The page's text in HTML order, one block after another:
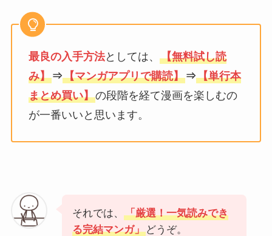
最良の入手方法としては、 【無料試し読
み】⇒【マンガアプリで購読】⇒【単行本
まとめ買い】の段階を経て漫画を楽しむの
が一番いいと思います。
それでは、
「厳選！一気読みでき
る完結マンガ」どうぞ。